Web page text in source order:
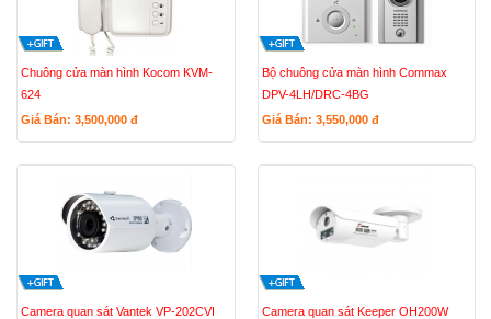
Chuông cửa màn hình Kocom KVM-
624
Giá Bán: 3,500,000 đ
Bộ chuông cửa màn hình Commax
DPV-4LH/DRC-4BG
Giá Bán: 3,550,000 đ
Camera quan sát Vantek VP-202CVI Camera quan sát Keeper OH200W